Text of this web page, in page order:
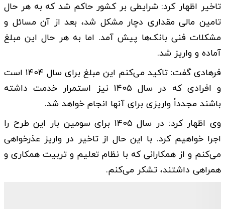
تاخیر اظهار کرد: شرایطی بر کشور حاکم شد که به هر حال
تامین مالی مقداری دچار مشکل شد، بعد از آن مسائل و
مشکلات فنی بانک‌ها پیش آمد. اما به هر حال این مبلغ
آماده و واریز شد.
فرهادی گفت: تاکید می‌کنم این مبلغ برای سال ۱۴۰۴ است
و افرادی که در سال ۱۴۰۵ نیز استمرار خدمت داشته
باشند مجدداً واریزی برای آنها انجام خواهد شد.
وی اظهار کرد: در سال ۱۴۰۵ برای سومین بار این طرح را
اجرا خواهیم کرد. با این حال از تاخیر در واریز عذرخواهی
می‌کنم و از همکارانی که با نظام تعلیم و تربیت همکاری و
همراهی داشتند، تشکر می‌کنم.